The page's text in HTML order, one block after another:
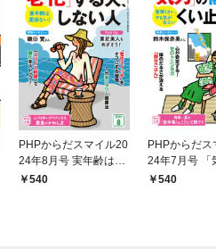
PHPからだスマイル20
24年8月号 実年齢は関
係ない！ 「老化」する
540
PHPからだス
24年7月号 「
低下をくい止
540